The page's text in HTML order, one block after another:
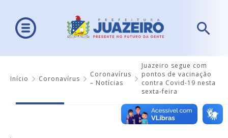
Início Coronavírus
Coronavírus
– Notícias
Juazeiro segue com
pontos de vacinação
contra Covid-19 nesta
sexta-feira